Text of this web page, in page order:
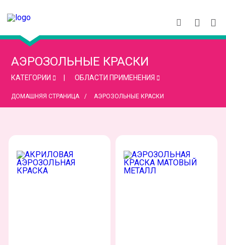
АЭРОЗОЛЬНЫЕ КРАСКИ
КАТЕГОРИИ ОБЛАСТИ ПРИМЕНЕНИЯ
ДОМАШНЯЯ СТРАНИЦА АЭРОЗОЛЬНЫЕ КРАСКИ